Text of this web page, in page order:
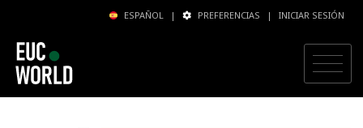
ESPAÑOL | PREFERENCIAS | INICIAR SESIÓN